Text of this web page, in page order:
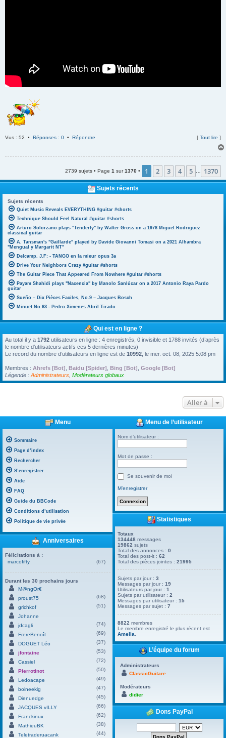
Vus : 52 • Réponses : 0 • Répondre [ Tout lire ]
2739 sujets • Page 1 sur1370 • 1 2 3 4 5 1370
Sujets récents
Sujets récents
Quiet Music Reveals EVERYTHING #guitar #shorts
Technique Should Feel Natural #guitar #shorts
Arturo Solorzano plays "Tenderly" by Walter Gross on a 1978 Miguel Rodriguez
classical guitar
A. Tansman's "Gaillarde" played by Davide Giovanni Tomasi on a 2021 Alhambra
"Mengual y Margarit NT"
Delcamp. J.F: - TANGO en la mieur opus 3a
Drive Your Neighbors Crazy #guitar #shorts
The Guitar Piece That Appeared From Nowhere #guitar #shorts
Payam Shahidi plays "Nacencia" by Manolo Sanlúcar on a 2017 Antonio Raya Pardo
guitar
Sueño – Dix Pièces Faciles, No.9 – Jacques Bosch
Minuet No.63 - Pedro Ximenes Abril Tirado
Qui est en ligne ?
Au total il y a 1792 utilisateurs en ligne : 4 enregistrés, 0 invisible et 1788 invités (d’après
le nombre d’utilisateurs actifs ces 5 dernières minutes)
Le record du nombre d’utilisateurs en ligne est de 10992 , le mer. oct. 08, 2025 5:08 pm
Membres : Ahrefs [Bot] Baidu [Spider] Bing [Bot] Google [Bot]
Légende : Administrateurs Modérateurs globaux
Aller à
Menu
Sommaire
Page d’index
Rechercher
S’enregistrer
Aide
FAQ
Guide du BBCode
Conditions d’utilisation
Politique de vie privée
Anniversaires
Félicitations à :
marcofifty
(67)
Durant les 30 prochains jours
M@ngOr€
proust75
(68)
grichkof
(51)
Johanne
jdcagli
(74)
FrereBenoît
(69)
DOGUET Léo
(37)
jfontaine
(53)
Cassiel
(72)
Pierrotinot
(50)
Ledoacape
(49)
boineekig
(47)
Dienuedge
(45)
JACQUES vILLY
(66)
Franckinux
(62)
MathieuBK
(38)
Teletraderuacank
(44)
Menu de l’utilisateur
Nom d’utilisateur :
Mot de passe :
Se souvenir de moi
M’enregistrer
Statistiques
Totaux
134448 messages
19862 sujets
Total des annonces :0
Total des post-it :62
Total des pièces jointes :21995
Sujets par jour :3
Messages par jour :19
Utilisateurs par jour :1
Sujets par utilisateur :2
Messages par utilisateur :15
Messages par sujet :7
8822 membres
Le membre enregistré le plus récent est
Amelia
L’équipe du forum
Administrateurs
ClassicGuitare
Modérateurs
didier
Dons PayPal